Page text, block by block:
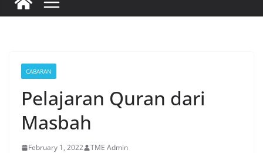
CABARAN
Pelajaran Quran dari
Masbah
February 1, 2022 TME Admin